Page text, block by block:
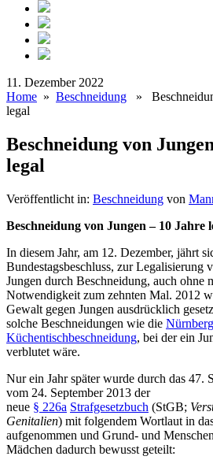
11. Dezember 2022
Home » Beschneidung »
legal
Beschneidung von
legal
Veröffentlicht in: Beschneidung von
Beschneidung von Jungen – 10 Jahre
In diesem Jahr, am 12. Dezember, jährt
Bundestagsbeschluss, zur Legalisierung
Jungen durch Beschneidung, auch ohne
Notwendigkeit zum zehnten Mal. 2012
Gewalt gegen Jungen ausdrücklich
solche Beschneidungen wie die
Küchentischbeschneidung, bei der ein
verblutet wäre.
Nur ein Jahr später wurde durch das 47.
vom 24. September 2013 der
neue § 226a Strafgesetzbuch (StGB;
Genitalien) mit folgendem Wortlaut in
aufgenommen und Grund- und
Mädchen dadurch bewusst geteilt: